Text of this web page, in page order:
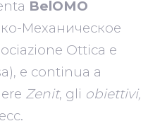
BelOMO
Mеханическое
Ottica e
e continua a
Zenit, gli obiettivi,